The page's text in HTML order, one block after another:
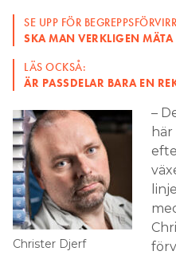
– Vi håller med om att vi
kring detta och kommer
kommunikation.
LÄS OCKSÅ:
”BORDE VARA
LIVET SOM INSATS”
SE UPP FÖR
SKA MAN VERKLIGEN
LÄS OCKSÅ:
ÄR PASSDELAR BARA EN
Christer Djerf
–